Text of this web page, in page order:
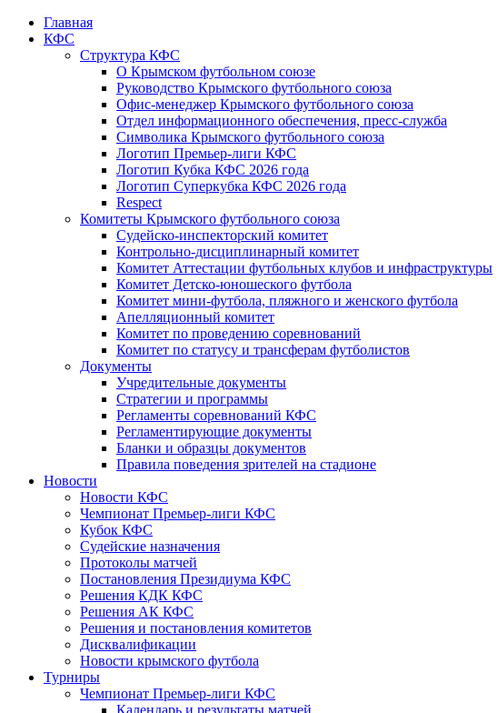
Главная
КФС
Структура КФС
О Крымском футбольном союзе
Руководство Крымского футбольного союза
Офис-менеджер Крымского футбольного союза
Отдел информационного обеспечения, пресс-служба
Символика Крымского футбольного союза
Логотип Премьер-лиги КФС
Логотип Кубка КФС 2026 года
Логотип Суперкубка КФС 2026 года
Respect
Комитеты Крымского футбольного союза
Судейско-инспекторский комитет
Контрольно-дисциплинарный комитет
Комитет Аттестации футбольных клубов и инфраструктуры
Комитет Детско-юношеского футбола
Комитет мини-футбола, пляжного и женского футбола
Апелляционный комитет
Комитет по проведению соревнований
Комитет по статусу и трансферам футболистов
Документы
Учредительные документы
Стратегии и программы
Регламенты соревнований КФС
Регламентирующие документы
Бланки и образцы документов
Правила поведения зрителей на стадионе
Новости
Новости КФС
Чемпионат Премьер-лиги КФС
Кубок КФС
Судейские назначения
Протоколы матчей
Постановления Президиума КФС
Решения КДК КФС
Решения АК КФС
Решения и постановления комитетов
Дисквалификации
Новости крымского футбола
Турниры
Чемпионат Премьер-лиги КФС
Календарь и результаты матчей